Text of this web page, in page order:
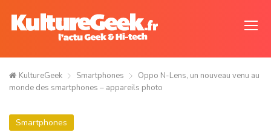
KultureGeek Smartphones
Oppo N-Lens, un nouveau venu au
monde des smartphones – appareils photo
Smartphones